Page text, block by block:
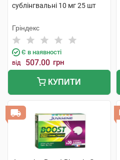
сублінгвальні 10 мг 25 шт
Гріндекс
Є в наявності
від 507.00 грн
КУПИТИ